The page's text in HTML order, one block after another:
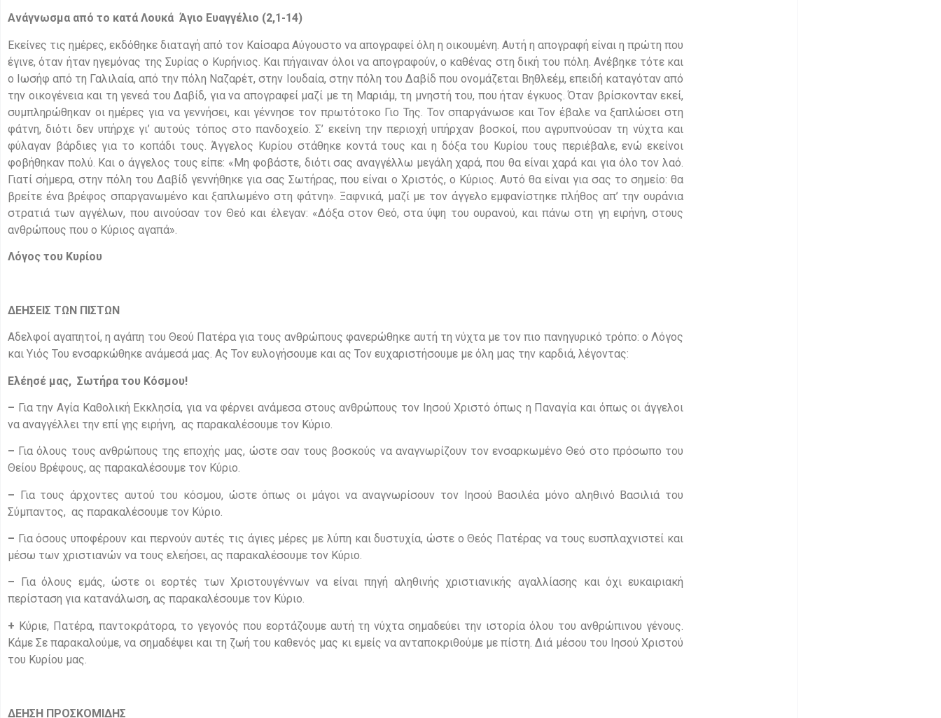
Ανάγνωσμα από το κατά Λουκά Άγιο Ευαγγέλιο (2,1-14)
Εκείνες τις ημέρες, εκδόθηκε διαταγή από τον Καίσαρα Αύγουστο να απογραφεί όλη η οικουμένη. Αυτή η απογραφή είναι η πρώτη που
έγινε, όταν ήταν ηγεμόνας της Συρίας ο Κυρήνιος. Και πήγαιναν όλοι να απογραφούν, ο καθένας στη δική του πόλη. Ανέβηκε τότε και
ο Ιωσήφ από τη Γαλιλαία, από την πόλη Ναζαρέτ, στην Ιουδαία, στην πόλη του Δαβίδ που ονομάζεται Βηθλεέμ, επειδή καταγόταν από
την οικογένεια και τη γενεά του Δαβίδ, για να απογραφεί μαζί με τη Μαριάμ, τη μνηστή του, που ήταν έγκυος. Όταν βρίσκονταν εκεί,
συμπληρώθηκαν οι ημέρες για να γεννήσει, και γέννησε τον πρωτότοκο Γιο Της. Τον σπαργάνωσε και Τον έβαλε να ξαπλώσει στη
φάτνη, διότι δεν υπήρχε γι’ αυτούς τόπος στο πανδοχείο. Σ’ εκείνη την περιοχή υπήρχαν βοσκοί, που αγρυπνούσαν τη νύχτα και
φύλαγαν βάρδιες για το κοπάδι τους. Άγγελος Κυρίου στάθηκε κοντά τους και η δόξα του Κυρίου τους περιέβαλε, ενώ εκείνοι
φοβήθηκαν πολύ. Και ο άγγελος τους είπε: «Μη φοβάστε, διότι σας αναγγέλλω μεγάλη χαρά, που θα είναι χαρά και για όλο τον λαό.
Γιατί σήμερα, στην πόλη του Δαβίδ γεννήθηκε για σας Σωτήρας, που είναι ο Χριστός, ο Κύριος. Αυτό θα είναι για σας το σημείο: θα
βρείτε ένα βρέφος σπαργανωμένο και ξαπλωμένο στη φάτνη». Ξαφνικά, μαζί με τον άγγελο εμφανίστηκε πλήθος απ’ την ουράνια
στρατιά των αγγέλων, που αινούσαν τον Θεό και έλεγαν: «Δόξα στον Θεό, στα ύψη του ουρανού, και πάνω στη γη ειρήνη, στους
ανθρώπους που ο Κύριος αγαπά».
Λόγος του Κυρίου
ΔΕΗΣΕΙΣ ΤΩΝ ΠΙΣΤΩΝ
Αδελφοί αγαπητοί, η αγάπη του Θεού Πατέρα για τους ανθρώπους φανερώθηκε αυτή τη νύχτα με τον πιο πανηγυρικό τρόπο: ο Λόγος
και Υιός Του ενσαρκώθηκε ανάμεσά μας. Ας Τον ευλογήσουμε και ας Τον ευχαριστήσουμε με όλη μας την καρδιά, λέγοντας:
Ελέησέ μας, Σωτήρα του Κόσμου!
– Για την Αγία Καθολική Εκκλησία, για να φέρνει ανάμεσα στους ανθρώπους τον Ιησού Χριστό όπως η Παναγία και όπως οι άγγελοι
να αναγγέλλει την επί γης ειρήνη, ας παρακαλέσουμε τον Κύριο.
– Για όλους τους ανθρώπους της εποχής μας, ώστε σαν τους βοσκούς να αναγνωρίζουν τον ενσαρκωμένο Θεό στο πρόσωπο του
Θείου Βρέφους, ας παρακαλέσουμε τον Κύριο.
– Για τους άρχοντες αυτού του κόσμου, ώστε όπως οι μάγοι να αναγνωρίσουν τον Ιησού Βασιλέα μόνο αληθινό Βασιλιά του
Σύμπαντος, ας παρακαλέσουμε τον Κύριο.
– Για όσους υποφέρουν και περνούν αυτές τις άγιες μέρες με λύπη και δυστυχία, ώστε ο Θεός Πατέρας να τους ευσπλαχνιστεί και
μέσω των χριστιανών να τους ελεήσει, ας παρακαλέσουμε τον Κύριο.
–
Για όλους εμάς, ώστε οι εορτές των Χριστουγέννων να είναι πηγή αληθινής χριστιανικής αγαλλίασης και όχι ευκαιριακή
περίσταση για κατανάλωση, ας παρακαλέσουμε τον Κύριο.
+ Κύριε, Πατέρα, παντοκράτορα, το γεγονός που εορτάζουμε αυτή τη νύχτα σημαδεύει την ιστορία όλου του ανθρώπινου γένους.
Κάμε Σε παρακαλούμε, να σημαδέψει και τη ζωή του καθενός μας κι εμείς να ανταποκριθούμε με πίστη. Διά μέσου του Ιησού Χριστού
του Κυρίου μας.
ΔΕΗΣΗ ΠΡΟΣΚΟΜΙΔΗΣ